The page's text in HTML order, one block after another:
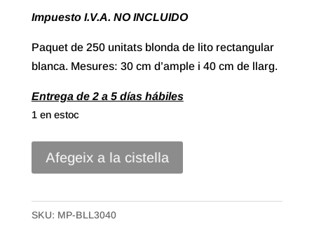
Impuesto I.V.A. NO INCLUIDO
Paquet de 250 unitats blonda de lito rectangular
blanca. Mesures: 30 cm d’ample i 40 cm de llarg.
Entrega de 2 a 5 días hábiles
1 en estoc
quantitat
Afegeix a la cistella
SKU: MP-BLL3040